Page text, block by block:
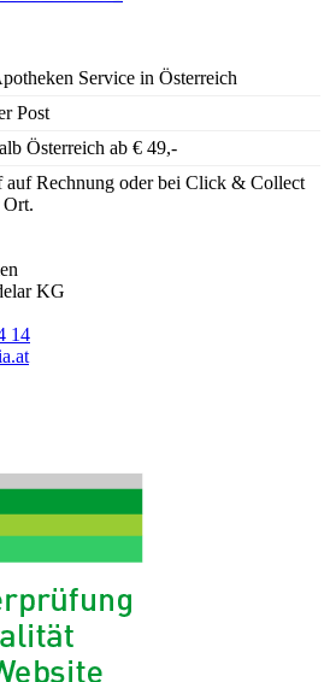
Service in Österreich
Post
Österreich ab € 49,-
auf Rechnung oder bei Click & Collect
KG
14